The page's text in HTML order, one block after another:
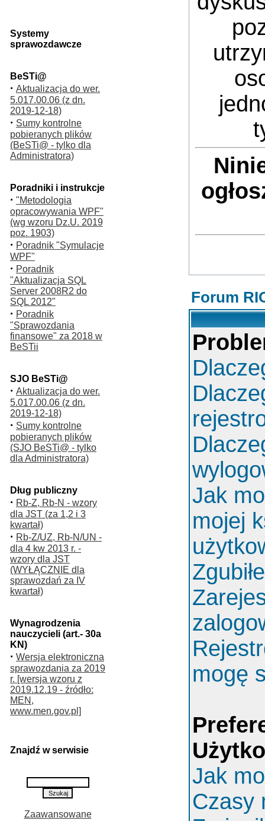
Systemy
sprawozdawcze
BeSTi@
· Aktualizacja do wer.
5.017.00.06 (z dn.
2019-12-18)
· Sumy kontrolne
pobieranych plików
(BeSTi@ - tylko dla
Administratora)
Poradniki i instrukcje
· "Metodologia
opracowywania WPF"
(wg wzoru Dz.U. 2019
poz. 1903)
· Poradnik "Symulacje
WPF"
· Poradnik
"Aktualizacja SQL
Server 2008R2 do
SQL 2012"
· Poradnik
"Sprawozdania
finansowe" za 2018 w
BeSTii
SJO BeSTi@
· Aktualizacja do wer.
5.017.00.06 (z dn.
2019-12-18)
· Sumy kontrolne
pobieranych plików
(SJO BeSTi@ - tylko
dla Administratora)
Dług publiczny
· Rb-Z, Rb-N - wzory
dla JST (za 1,2 i 3
kwartał)
· Rb-Z/UZ, Rb-N/UN -
dla 4 kw 2013 r. -
wzory dla JST
(WYŁĄCZNIE dla
sprawozdań za IV
kwartał)
Wynagrodzenia
nauczycieli (art.- 30a
KN)
· Wersja elektroniczna
sprawozdania za 2019
r. [wersja wzoru z
2019.12.19 - źródło:
MEN,
www.men.gov.pl]
Znajdź w serwisie
Zaawansowane
Forum
Jak
mojej
mogę
Jak
Czasy